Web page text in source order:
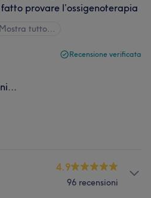
provare l’ossigenoterapia
Mostra tutto…
Recensione verificata
4.9
96 recensioni